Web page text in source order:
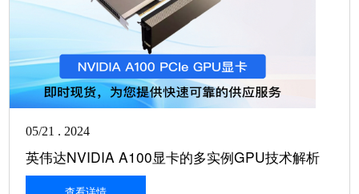
05/21 . 2024
英伟达NVIDIA A100显卡的多实例GPU技术解析